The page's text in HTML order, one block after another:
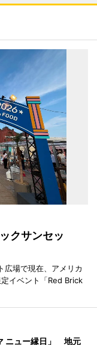
クサンセッ
広場で現在、アメリカ
イベント「Red Brick
ニュー縁日」 地元